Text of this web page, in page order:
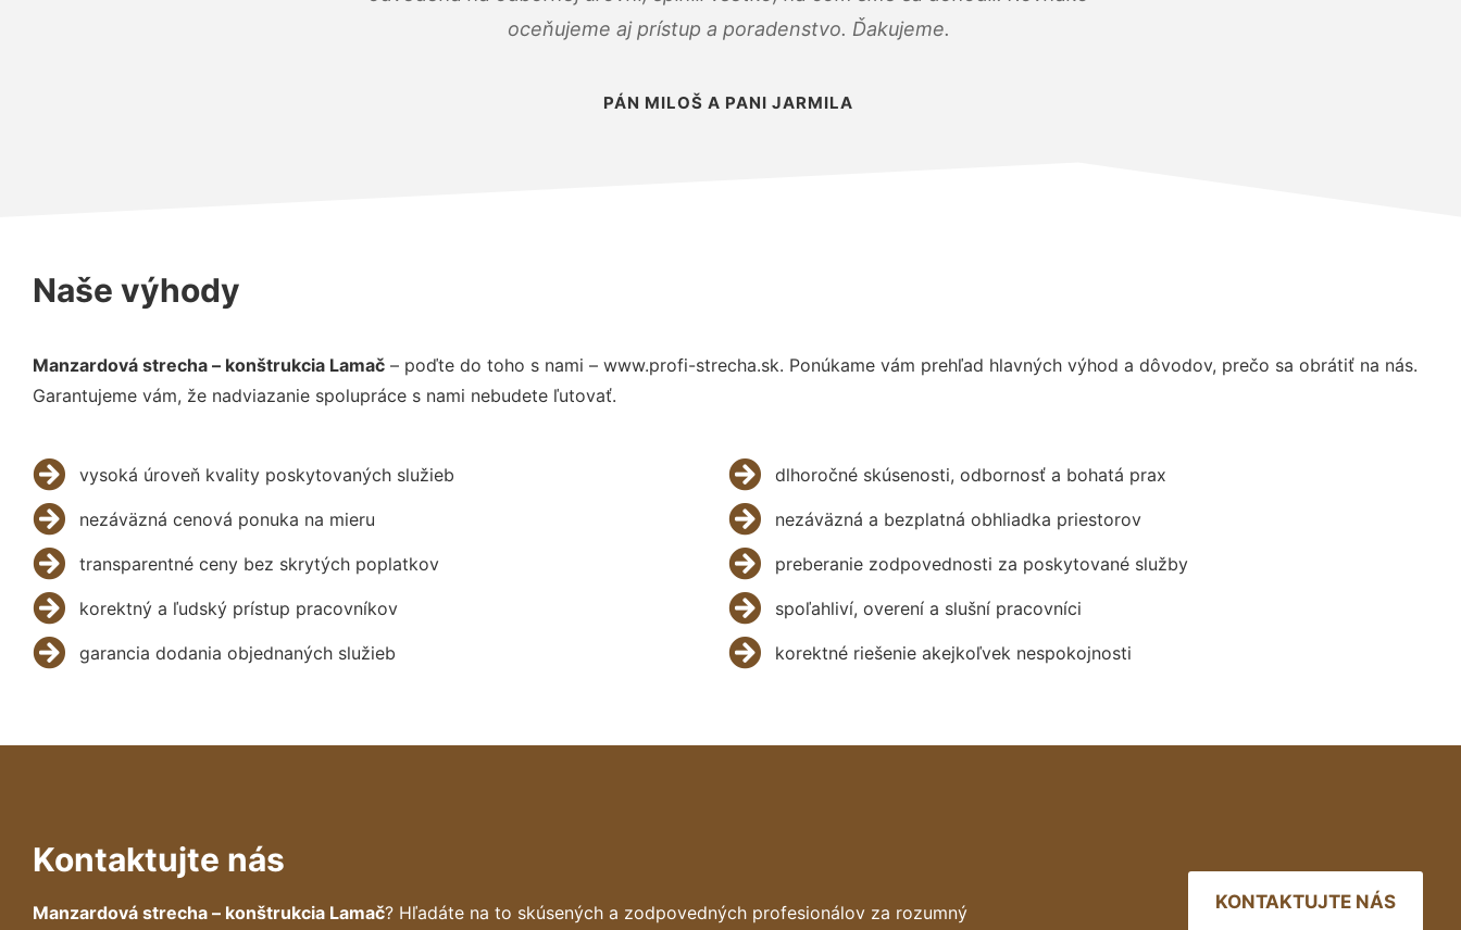
oceňujeme aj prístup a poradenstvo. Ďakujeme.
PÁN MILOŠ A PANI JARMILA
Naše výhody
Manzardová strecha – konštrukcia Lamač – poďte do toho s nami – www.profi-strecha.sk. Ponúkame vám prehľad hlavných výhod a dôvodov, prečo sa obrátiť na nás.
Garantujeme vám, že nadviazanie spolupráce s nami nebudete ľutovať.
vysoká úroveň kvality poskytovaných služieb
nezáväzná cenová ponuka na mieru
transparentné ceny bez skrytých poplatkov
korektný a ľudský prístup pracovníkov
garancia dodania objednaných služieb
dlhoročné skúsenosti, odbornosť a bohatá prax
nezáväzná a bezplatná obhliadka priestorov
preberanie zodpovednosti za poskytované služby
spoľahliví, overení a slušní pracovníci
korektné riešenie akejkoľvek nespokojnosti
Kontaktujte nás
Manzardová strecha – konštrukcia Lamač? Hľadáte na to skúsených a zodpovedných profesionálov za rozumný KONTAKTUJTE NÁS